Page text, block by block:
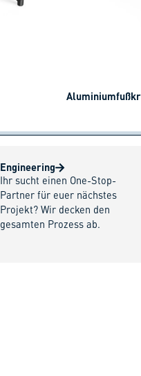
Engineering
Ihr sucht einen One-Stop-
Partner für euer nächstes
Projekt? Wir decken den
gesamten Prozess ab.